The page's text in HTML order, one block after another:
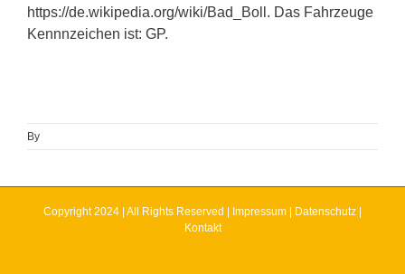
https://de.wikipedia.org/wiki/Bad_Boll. Das Fahrzeuge
Kennnzeichen ist: GP.
By
Copyright 2024 | All Rights Reserved | Impressum Datenschutz
Kontakt